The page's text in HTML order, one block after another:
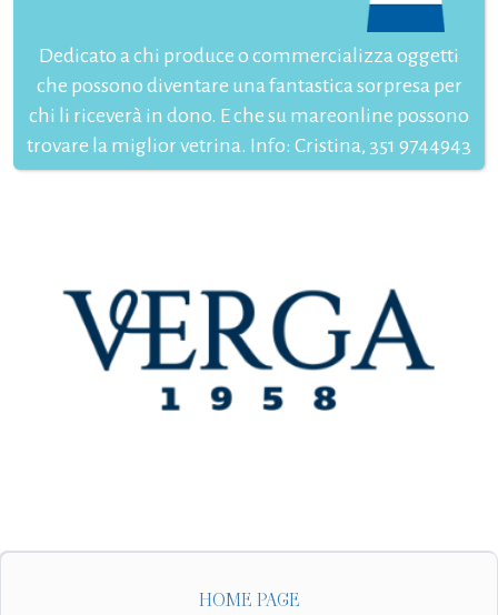
Dedicato a chi produce o commercializza oggetti
che possono diventare una fantastica sorpresa per
chi li riceverà in dono. E che su mareonline possono
trovare la miglior vetrina. Info: Cristina, 351 9744943
HOME PAGE